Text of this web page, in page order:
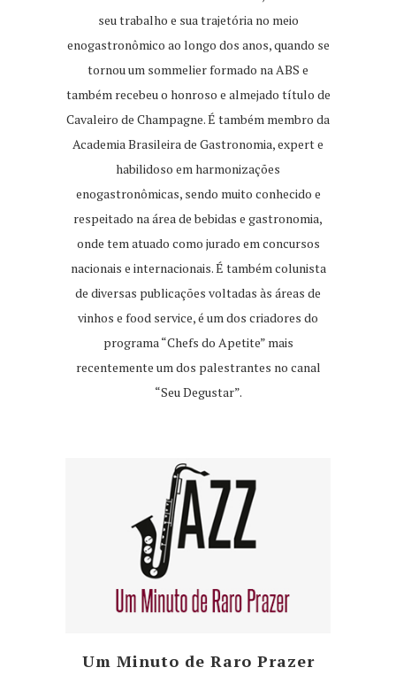
seu trabalho e sua trajetória no meio
enogastronômico ao longo dos anos, quando se
tornou um sommelier formado na ABS e
também recebeu o honroso e almejado título de
Cavaleiro de Champagne. É também membro da
Academia Brasileira de Gastronomia, expert e
habilidoso em harmonizações
enogastronômicas, sendo muito conhecido e
respeitado na área de bebidas e gastronomia,
onde tem atuado como jurado em concursos
nacionais e internacionais. É também colunista
de diversas publicações voltadas às áreas de
vinhos e food service, é um dos criadores do
programa “Chefs do Apetite” mais
recentemente um dos palestrantes no canal
“Seu Degustar”.
Um Minuto de Raro Prazer